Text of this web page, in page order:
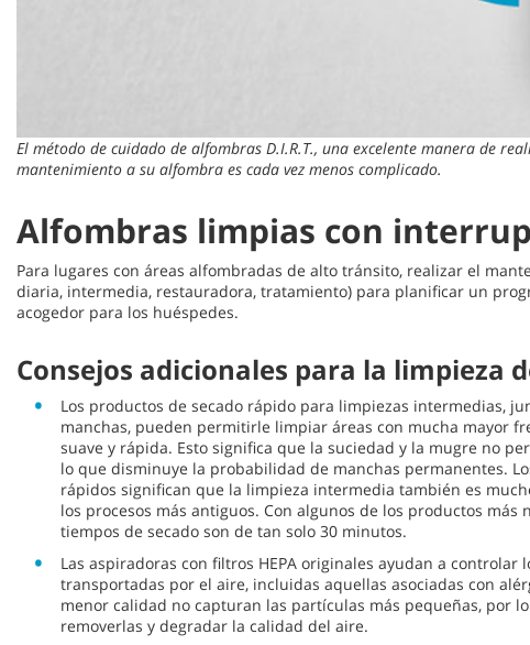
El método de cuidado de alfombras D.I.R.T., una excelente manera de
mantenimiento a su alfombra es cada vez menos complicado.
Alfombras limpias con
Para lugares con áreas alfombradas de alto tránsito, realizar el
diaria, intermedia, restauradora, tratamiento) para planificar un
acogedor para los huéspedes.
Consejos adicionales para la limpieza
Los productos de secado rápido para limpiezas intermedias,
manchas, pueden permitirle limpiar áreas con mucha mayor
suave y rápida. Esto significa que la suciedad y la mugre no
lo que disminuye la probabilidad de manchas permanentes.
rápidos significan que la limpieza intermedia también es
los procesos más antiguos. Con algunos de los productos más
tiempos de secado son de tan solo 30 minutos.
Las aspiradoras con filtros HEPA originales ayudan a controlar
transportadas por el aire, incluidas aquellas asociadas con
menor calidad no capturan las partículas más pequeñas, por
removerlas y degradar la calidad del aire.